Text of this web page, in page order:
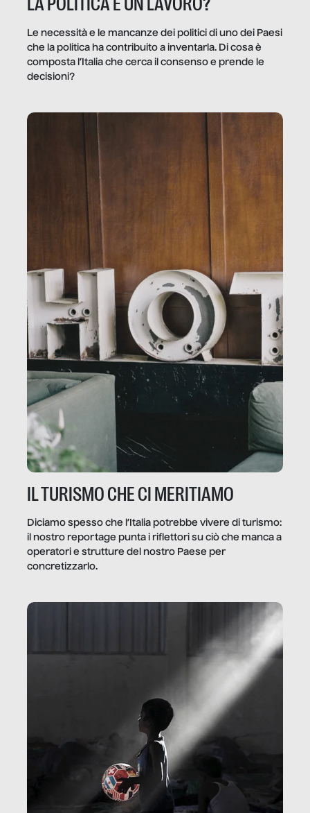
LA POLITICA È UN LAVORO?
Le necessità e le mancanze dei politici di uno dei Paesi
che la politica ha contribuito a inventarla. Di cosa è
composta l’Italia che cerca il consenso e prende le
decisioni?
IL TURISMO CHE CI MERITIAMO
Diciamo spesso che l’Italia potrebbe vivere di turismo:
il nostro reportage punta i riflettori su ciò che manca a
operatori e strutture del nostro Paese per
concretizzarlo.